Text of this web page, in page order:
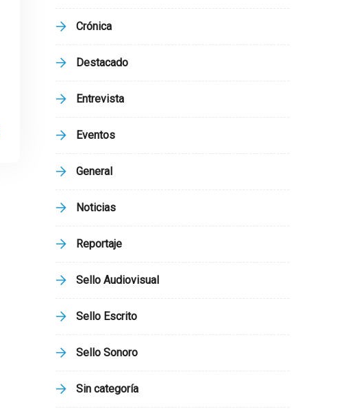
Crónica
Destacado
Entrevista
Eventos
General
Noticias
Reportaje
Sello Audiovisual
Sello Escrito
Sello Sonoro
Sin categoría